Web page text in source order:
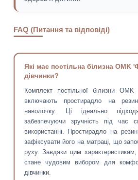
FAQ (Питання та відповіді)
Які має постільна білизна OMK
дівчинки?
Комплект постільної білизни
включають простирадло на
наволочку. Ці ідеально
забезпечуючи зручність під час
використанні. Простирадло на
зафіксувати його на матраці, що
руху. Завдяки цим характеристикам,
стане чудовим вибором для
дівчинки.